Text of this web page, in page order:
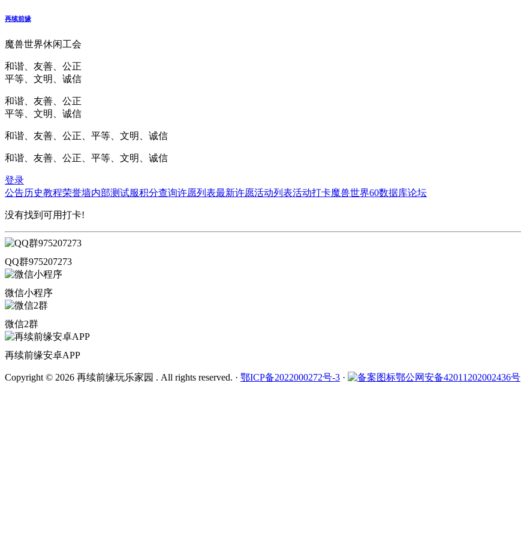
再续前缘
魔兽世界休闲工会
和谐、友善、公正
平等、文明、诚信
和谐、友善、公正
平等、文明、诚信
和谐、友善、公正、平等、文明、诚信
和谐、友善、公正、平等、文明、诚信
登录
公告历史教程荣誉墙内部测试服积分查询许愿列表最新许愿活动列表活动打卡魔兽世界60数据库论坛
没有找到可用打卡!
QQ群975207273
微信小程序
微信2群
再续前缘安卓APP
Copyright © 2026 再续前缘玩乐家园 . All rights reserved. · 鄂ICP备2022000272号-3 · 鄂公网安备42011202002436号